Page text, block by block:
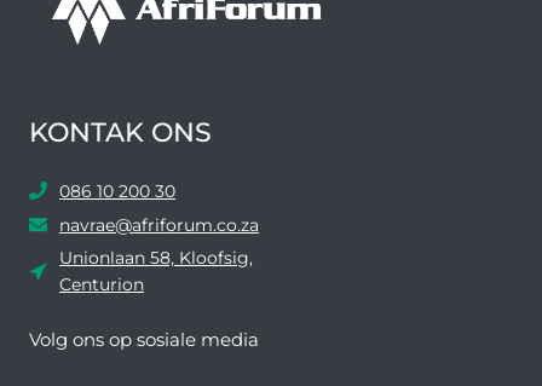
KONTAK ONS
086 10 200 30
navrae@afriforum.co.za
Unionlaan 58, Kloofsig,
Centurion
Volg ons ​​op sosiale media